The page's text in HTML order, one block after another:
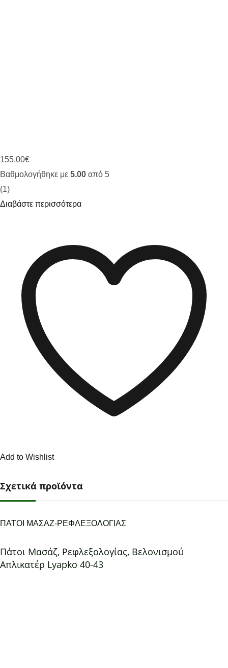
155,00€
Βαθμολογήθηκε με 5.00 από 5
(1)
Διαβάστε περισσότερα
Add to Wishlist
Σχετικά προϊόντα
ΠΑΤΟΙ ΜΑΣΑΖ-ΡΕΦΛΕΞΟΛΟΓΙΑΣ
Πάτοι Μασάζ, Ρεφλεξολογίας, Βελονισμού
Απλικατέρ Lyapko 40-43